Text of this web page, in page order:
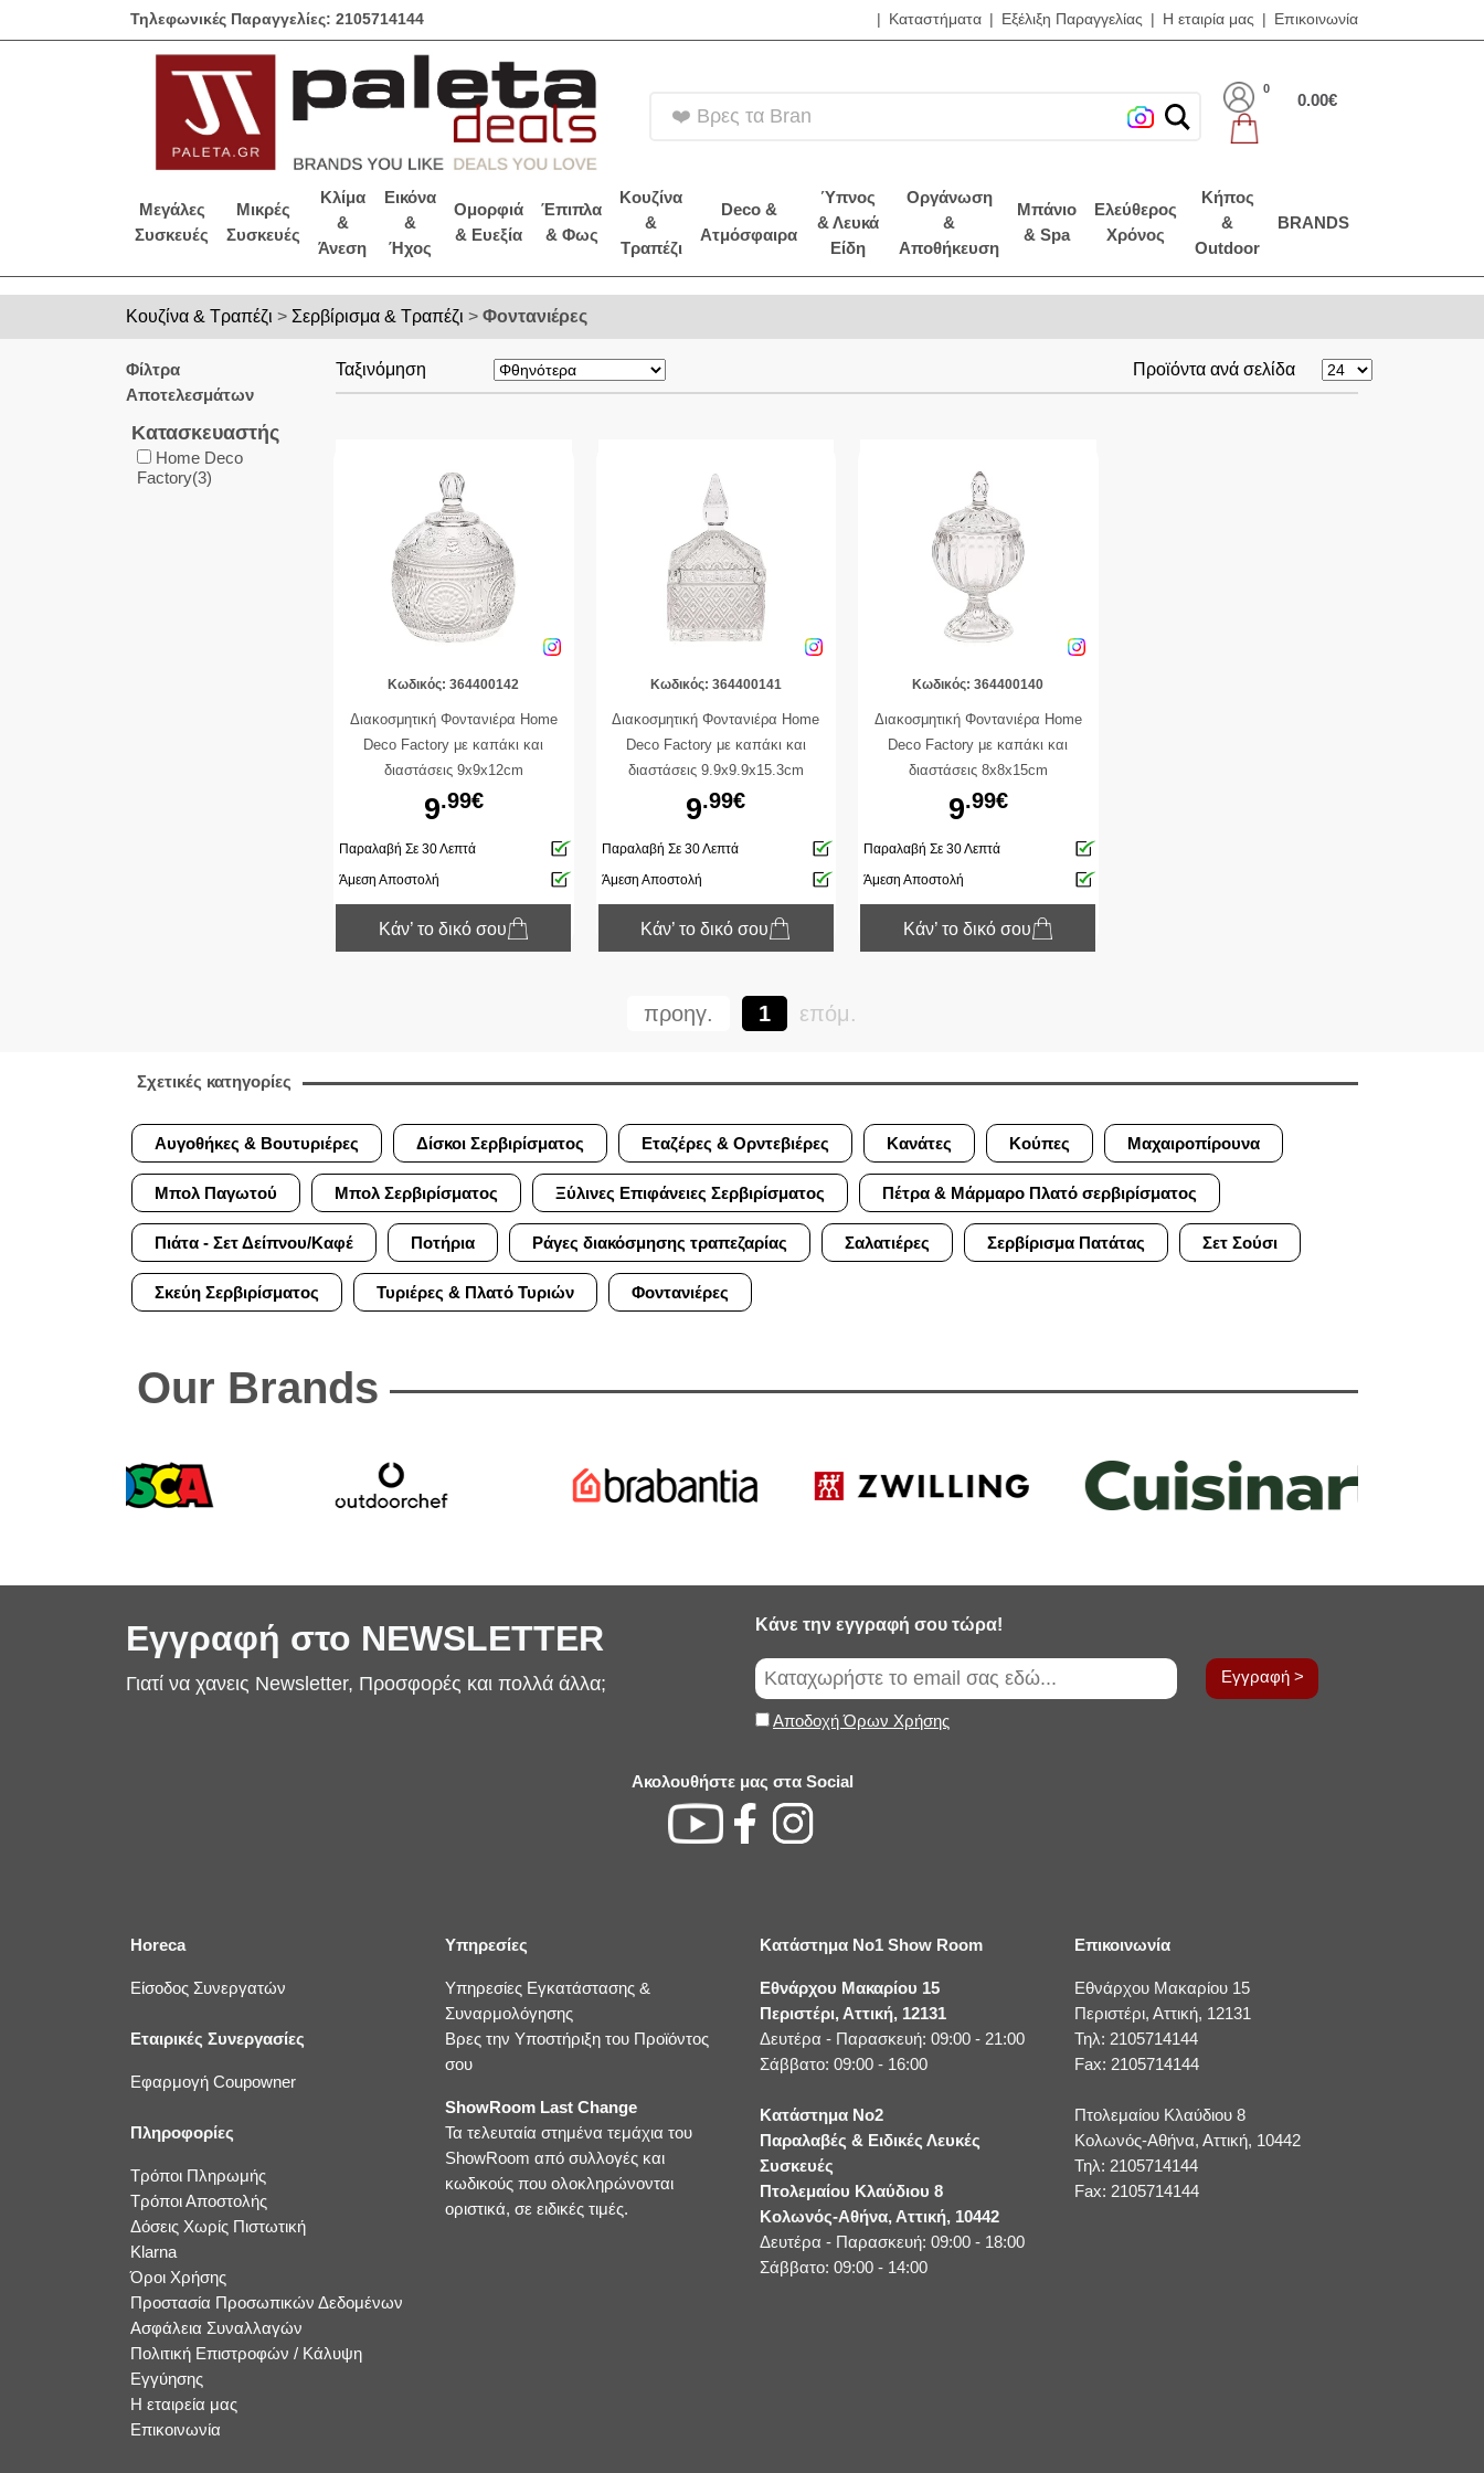
Τηλεφωνικές Παραγγελίες: 2105714144 Καταστήματα Εξέλιξη Παραγγελίας Η εταιρία μας Επικοινωνία
❤️ Βρες τα Brands Yo
0
0.00€
Μεγάλες
Συσκευές
Μικρές
Συσκευές
Κλίμα
&
Άνεση
Εικόνα
&
Ήχος
Ομορφιά
& Ευεξία
Έπιπλα
& Φως
Κουζίνα
&
Τραπέζι
Deco &
Ατμόσφαιρα
Ύπνος
& Λευκά
Είδη
Οργάνωση
&
Αποθήκευση
Μπάνιο
& Spa
Ελεύθερος
Χρόνος
Κήπος
&
Outdoor
BRANDS
Κουζίνα & Τραπέζι > Σερβίρισμα & Τραπέζι > Φοντανιέρες
Φίλτρα
Αποτελεσμάτων
Κατασκευαστής
Home Deco
Factory(3)
Ταξινόμηση Προϊόντα ανά σελίδα
Κωδικός: 364400142
Διακοσμητική Φοντανιέρα Home
Deco Factory με καπάκι και
διαστάσεις 9x9x12cm
9.99€
Παραλαβή Σε 30 Λεπτά
Άμεση Αποστολή
Κάν’ το δικό σου
Κωδικός: 364400141
Διακοσμητική Φοντανιέρα Home
Deco Factory με καπάκι και
διαστάσεις 9.9x9.9x15.3cm
9.99€
Παραλαβή Σε 30 Λεπτά
Άμεση Αποστολή
Κάν’ το δικό σου
Κωδικός: 364400140
Διακοσμητική Φοντανιέρα Home
Deco Factory με καπάκι και
διαστάσεις 8x8x15cm
9.99€
Παραλαβή Σε 30 Λεπτά
Άμεση Αποστολή
Κάν’ το δικό σου
προηγ. 1 επόμ.
Σχετικές κατηγορίες
Αυγοθήκες & Βουτυριέρες Δίσκοι Σερβιρίσματος Εταζέρες & Ορντεβιέρες Κανάτες Κούπες Μαχαιροπίρουνα
Μπολ Παγωτού Μπολ Σερβιρίσματος Ξύλινες Επιφάνειες Σερβιρίσματος Πέτρα & Μάρμαρο Πλατό σερβιρίσματος
Πιάτα - Σετ Δείπνου/Καφέ Ποτήρια Ράγες διακόσμησης τραπεζαρίας Σαλατιέρες Σερβίρισμα Πατάτας Σετ Σούσι
Σκεύη Σερβιρίσματος Τυριέρες & Πλατό Τυριών Φοντανιέρες
Our Brands
Εγγραφή στο NEWSLETTER
Γιατί να χανεις Newsletter, Προσφορές και πολλά άλλα;
Κάνε την εγγραφή σου τώρα!
Εγγραφή >
Αποδοχή Όρων Χρήσης
Ακολουθήστε μας στα Social
Horeca
Είσοδος Συνεργατών
Εταιρικές Συνεργασίες
Εφαρμογή Coupowner
Πληροφορίες
Τρόποι Πληρωμής
Τρόποι Αποστολής
Δόσεις Χωρίς Πιστωτική
Klarna
Όροι Χρήσης
Προστασία Προσωπικών Δεδομένων
Ασφάλεια Συναλλαγών
Πολιτική Επιστροφών / Κάλυψη
Εγγύησης
Η εταιρεία μας
Επικοινωνία
Υπηρεσίες
Υπηρεσίες Εγκατάστασης &
Συναρμολόγησης
Βρες την Υποστήριξη του Προϊόντος
σου
ShowRoom Last Change
Τα τελευταία στημένα τεμάχια του
ShowRoom από συλλογές και
κωδικούς που ολοκληρώνονται
οριστικά, σε ειδικές τιμές.
Κατάστημα No1 Show Room
Εθνάρχου Μακαρίου 15
Περιστέρι, Αττική, 12131
Δευτέρα - Παρασκευή: 09:00 - 21:00
Σάββατο: 09:00 - 16:00
Κατάστημα No2
Παραλαβές & Ειδικές Λευκές
Συσκευές
Πτολεμαίου Κλαύδιου 8
Κολωνός-Αθήνα, Αττική, 10442
Δευτέρα - Παρασκευή: 09:00 - 18:00
Σάββατο: 09:00 - 14:00
Επικοινωνία
Εθνάρχου Μακαρίου 15
Περιστέρι, Αττική, 12131
Τηλ: 2105714144
Fax: 2105714144
Πτολεμαίου Κλαύδιου 8
Κολωνός-Αθήνα, Αττική, 10442
Τηλ: 2105714144
Fax: 2105714144